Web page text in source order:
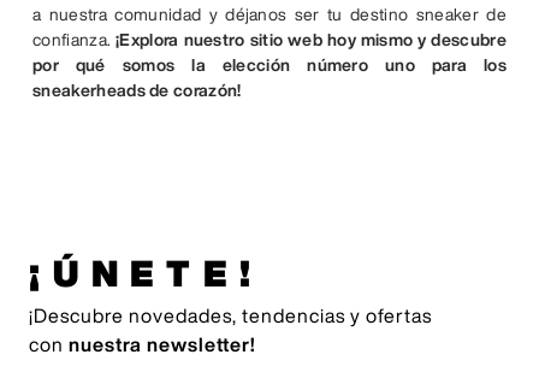
a nuestra comunidad y déjanos ser tu destino sneaker de
confianza.¡Explora nuestro sitio web hoy mismo y descubre
por qué somos la elección número uno para los
sneakerheads de corazón!
¡ÚNETE!
¡Descubre novedades, tendencias y ofertas
con nuestra newsletter!